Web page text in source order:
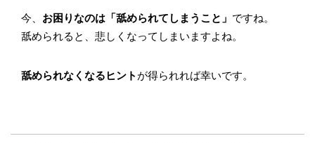
今、 お困りなのは「舐められてしまうこと」 ですね。
舐められると、悲しくなってしまいますよね。
舐められなくなるヒント が得られれば幸いです。